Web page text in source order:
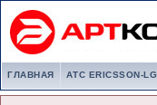
ГЛАВНАЯ АТС ERICSSON-LG